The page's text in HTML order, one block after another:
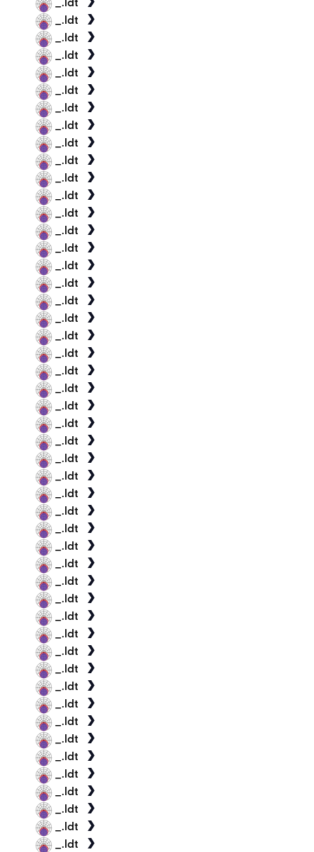
_.ldt
_.ldt
_.ldt
_.ldt
_.ldt
_.ldt
_.ldt
_.ldt
_.ldt
_.ldt
_.ldt
_.ldt
_.ldt
_.ldt
_.ldt
_.ldt
_.ldt
_.ldt
_.ldt
_.ldt
_.ldt
_.ldt
_.ldt
_.ldt
_.ldt
_.ldt
_.ldt
_.ldt
_.ldt
_.ldt
_.ldt
_.ldt
_.ldt
_.ldt
_.ldt
_.ldt
_.ldt
_.ldt
_.ldt
_.ldt
_.ldt
_.ldt
_.ldt
_.ldt
_.ldt
_.ldt
_.ldt
_.ldt
_.ldt